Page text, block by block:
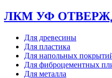
ЛКМ УФ
Для древесины
Для пластика
Для напольных
Для фиброцементных
Для металла